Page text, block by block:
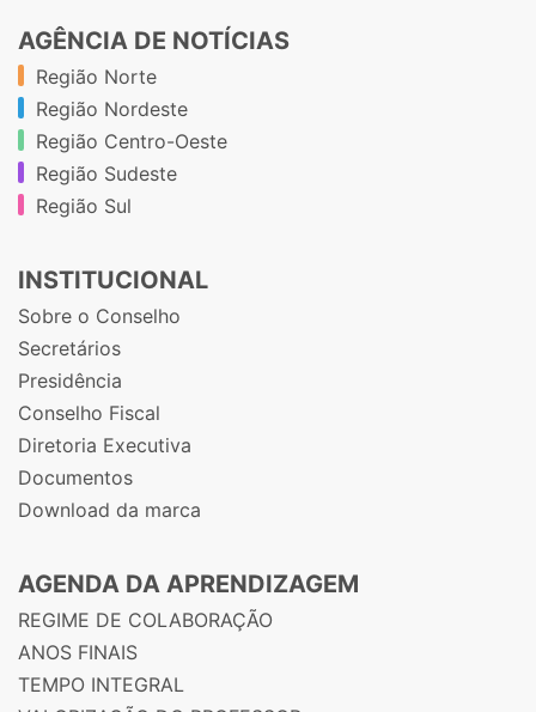
AGÊNCIA DE NOTÍCIAS
Região Norte
Região Nordeste
Região Centro-Oeste
Região Sudeste
Região Sul
INSTITUCIONAL
Sobre o Conselho
Secretários
Presidência
Conselho Fiscal
Diretoria Executiva
Documentos
Download da marca
AGENDA DA APRENDIZAGEM
REGIME DE COLABORAÇÃO
ANOS FINAIS
TEMPO INTEGRAL